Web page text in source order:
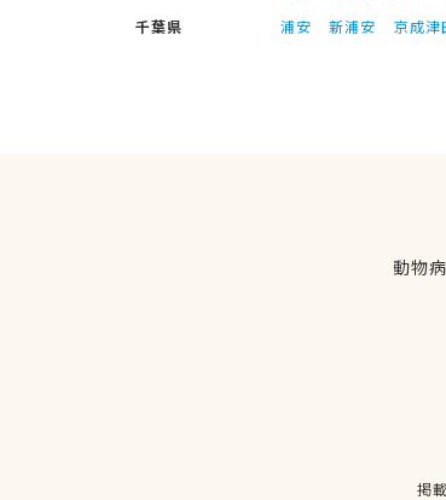
千葉県
浦安 新浦安 京成津
動物
掲